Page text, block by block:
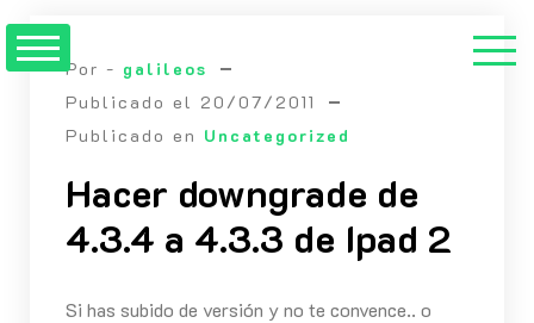
contenido
Por - galileos
Publicado el 20/07/2011
Publicado en Uncategorized
Hacer downgrade de
4.3.4 a 4.3.3 de Ipad 2
Si has subido de versión y no te convence.. o